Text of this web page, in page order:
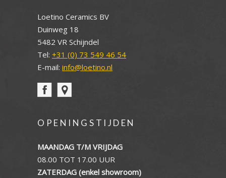
Loetino Ceramics BV
Duinweg 18
5482 VR Schijndel
Tel: +31 (0) 73 549 46 54
E-mail: info@loetino.nl
OPENINGSTIJDEN
MAANDAG T/M VRIJDAG
08.00 TOT 17.00 UUR
ZATERDAG (enkel showroom)